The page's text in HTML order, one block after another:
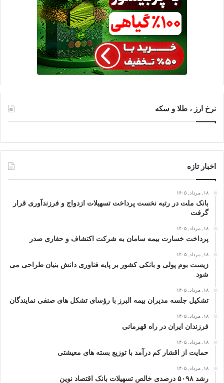
نرخ ارز ، طلا و سکه
اخبار تازه
۱۸, مرداد, ۱۴۰۵
بانک ملت در رتبه نخست پرداخت تسهیلات ازدواج و فرزندآوری قرار
گرفت
۱۸, مرداد, ۱۴۰۵
پرداخت خسارت بیمه سامان به شرکت اکتشاف و حفاری صدر
۱۸, مرداد, ۱۴۰۵
زیست بوم پولی و بانکی کشور بر پایه فناوری دانش بنیان طراحی می
شود
۱۸, مرداد, ۱۴۰۵
تشکیل جلسه مدیران بیمه البرز با رؤسای تشکل های صنفی نمایندگان
۱۸, مرداد, ۱۴۰۵
فرزندان ایران در راه قهرمانی
۱۸, مرداد, ۱۴۰۵
حمایت از اقشار کم‌ درآمد با توزیع بسته‌ های معیشتی
۱۸, مرداد, ۱۴۰۵
رشد ۵۰۹۸ درصدی خالص تسهیلات بانک اقتصاد نوین